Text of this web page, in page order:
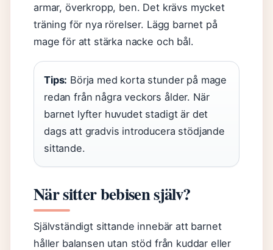
armar, överkropp, ben. Det krävs mycket
träning för nya rörelser. Lägg barnet på
mage för att stärka nacke och bål.
Tips: Börja med korta stunder på mage
redan från några veckors ålder. När
barnet lyfter huvudet stadigt är det
dags att gradvis introducera stödjande
sittande.
När sitter bebisen själv?
Självständigt sittande innebär att barnet
håller balansen utan stöd från kuddar eller